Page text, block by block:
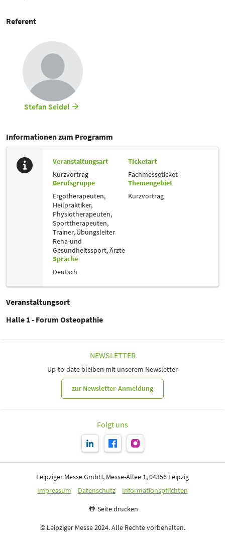
Referent
Stefan Seidel
Informationen zum Programm
Veranstaltungsart
Kurzvortrag
Ticketart
Fachmesseticket
Berufsgruppe
Ergotherapeuten,
Heilpraktiker,
Physiotherapeuten,
Sporttherapeuten,
Trainer, Übungsleiter
Reha-und
Gesundheitssport,Ärzte
Themengebiet
Kurzvortrag
Sprache
Deutsch
Veranstaltungsort
Halle 1 - Forum Osteopathie
NEWSLETTER
Up-to-date bleiben mit unserem Newsletter
zur Newsletter-Anmeldung
Folgt uns
Leipziger Messe GmbH, Messe-Allee 1, 04356 Leipzig
Impressum
Datenschutz Informationspflichten
Seite drucken
© Leipziger Messe 2024. Alle Rechte vorbehalten.